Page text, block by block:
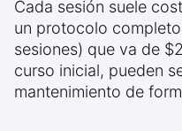
Cada sesión suele
un protocolo
sesiones) que va de
curso inicial, pueden
mantenimiento de